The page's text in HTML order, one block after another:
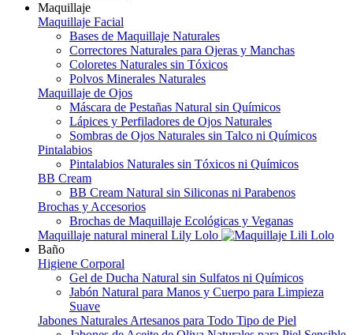
Maquillaje
Maquillaje Facial
Bases de Maquillaje Naturales
Correctores Naturales para Ojeras y Manchas
Coloretes Naturales sin Tóxicos
Polvos Minerales Naturales
Maquillaje de Ojos
Máscara de Pestañas Natural sin Químicos
Lápices y Perfiladores de Ojos Naturales
Sombras de Ojos Naturales sin Talco ni Químicos
Pintalabios
Pintalabios Naturales sin Tóxicos ni Químicos
BB Cream
BB Cream Natural sin Siliconas ni Parabenos
Brochas y Accesorios
Brochas de Maquillaje Ecológicas y Veganas
Maquillaje natural mineral Lily Lolo
Baño
Higiene Corporal
Gel de Ducha Natural sin Sulfatos ni Químicos
Jabón Natural para Manos y Cuerpo para Limpieza
Suave
Jabones Naturales Artesanos para Todo Tipo de Piel